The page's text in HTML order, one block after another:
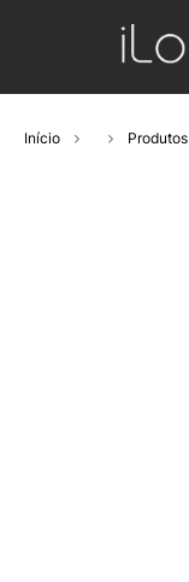
Início Produtos